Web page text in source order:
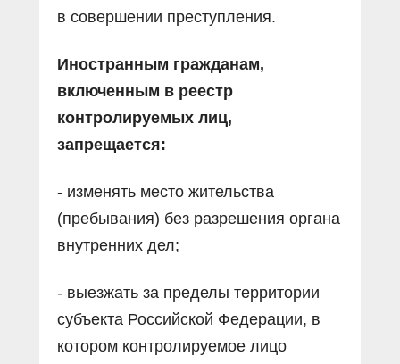
в совершении преступления.
Иностранным гражданам,
включенным в реестр
контролируемых лиц,
запрещается:
- изменять место жительства
(пребывания) без разрешения органа
внутренних дел;
- выезжать за пределы территории
субъекта Российской Федерации, в
котором контролируемое лицо